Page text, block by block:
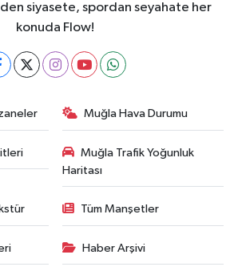
siyasete, spordan seyahate her
konuda Flow!
Muğla Hava Durumu
Muğla Trafik Yoğunluk
Haritası
Tüm Manşetler
Haber Arşivi